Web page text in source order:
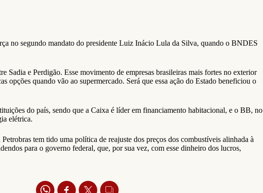
no segundo mandato do presidente Luiz Inácio Lula da Silva, quando o BNDES
Sadia e Perdigão. Esse movimento de empresas brasileiras mais fortes no exterior
opções quando vão ao supermercado. Será que essa ação do Estado beneficiou o
do país, sendo que a Caixa é líder em financiamento habitacional, e o BB, no
elétrica.
tem tido uma política de reajuste dos preços dos combustíveis alinhada à
para o governo federal, que, por sua vez, com esse dinheiro dos lucros,